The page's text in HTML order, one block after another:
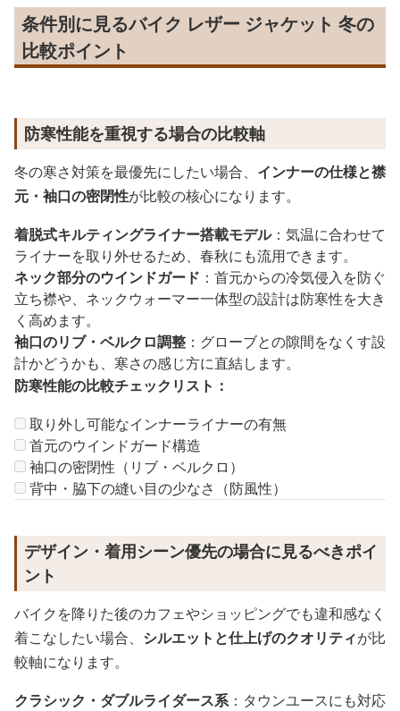
条件別に見るバイク レザー ジャケット 冬の
比較ポイント
防寒性能を重視する場合の比較軸
冬の寒さ対策を最優先にしたい場合、 インナーの仕様と襟
元・袖口の密閉性が比較の核心になります。
着脱式キルティングライナー搭載モデル：気温に合わせて
ライナーを取り外せるため、春秋にも流用できます。
ネック部分のウインドガード ：首元からの冷気侵入を防ぐ
立ち襟や、ネックウォーマー一体型の設計は防寒性を大き
く高めます。
袖口のリブ・ベルクロ調整 ：グローブとの隙間をなくす設
計かどうかも、寒さの感じ方に直結します。
防寒性能の比較チェックリスト：
取り外し可能なインナーライナーの有無
首元のウインドガード構造
袖口の密閉性（リブ・ベルクロ）
背中・脇下の縫い目の少なさ（防風性）
デザイン・着用シーン優先の場合に見るべきポイ
ント
バイクを降りた後のカフェやショッピングでも違和感なく
着こなしたい場合、 シルエットと仕上げのクオリティが比
較軸になります。
クラシック・ダブルライダース系：タウンユースにも対応